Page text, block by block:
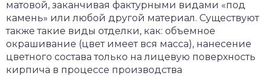
матовой, заканчивая фактурными видами «под
камень» или любой другой материал. Существуют
также такие виды отделки, как: объемное
окрашивание (цвет имеет вся масса), нанесение
цветного состава только на лицевую поверхность
кирпича в процессе производства